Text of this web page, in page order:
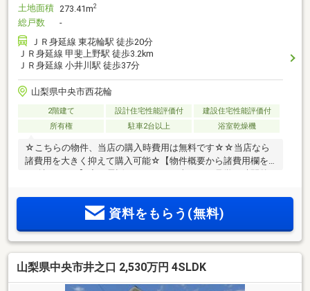
土地面積 273.41m2
総戸数
-
ＪＲ身延線 東花輪駅 徒歩20分
ＪＲ身延線 甲斐上野駅 徒歩3.2km
ＪＲ身延線 小井川駅 徒歩37分
山梨県中央市西花輪
2階建て 設計住宅性能評価付
建設住宅性能評価付
所有権
駐車2台以上 浴室乾燥機
☆こちらの物件、当店の購入時費用は無料です☆☆当店なら
諸費用を大きく抑えて購入可能☆【物件概要から諸費用欄を
長く安心して暮らせる住まい!! ■フラット３５Ｓ（１０年金利
優遇）利用可能■住宅ローン減税13年間 控除率0.7%■耐震等
備■設計住宅性能評価書、建設住宅性能評価書■「制震性能」
を兼ね備えた住宅お気軽にご連絡下さいませ！●住宅ローンの
ご相談も受付中【＆Life】055－288-1408
資料をもらう(無料)
山梨県中央市井之口 2,530万円 4SLDK